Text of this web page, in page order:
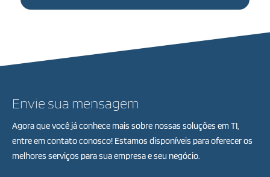
Envie sua mensagem
Agora que você já conhece mais sobre nossas soluções em TI,
entre em contato conosco! Estamos disponíveis para oferecer os
melhores serviços para sua empresa e seu negócio.